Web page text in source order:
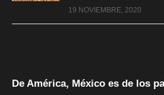
19 NOVIEMBRE, 2020